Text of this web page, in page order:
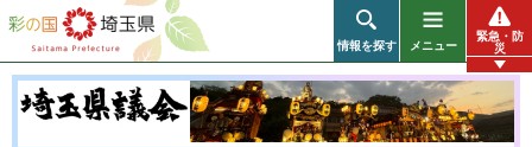
彩の国 埼玉県
情報を探す メニュー
緊急・防
災